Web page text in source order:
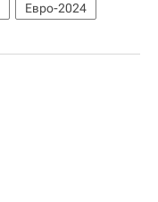
Евро-2024